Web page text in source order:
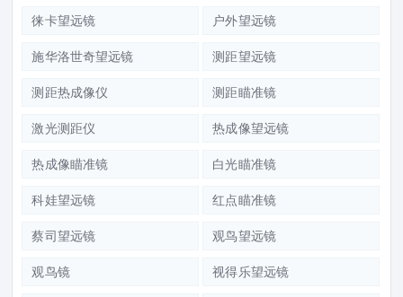
徕卡望远镜 户外望远镜
施华洛世奇望远镜 测距望远镜
测距热成像仪 测距瞄准镜
激光测距仪 热成像望远镜
热成像瞄准镜 白光瞄准镜
科娃望远镜 红点瞄准镜
蔡司望远镜 观鸟望远镜
观鸟镜 视得乐望远镜